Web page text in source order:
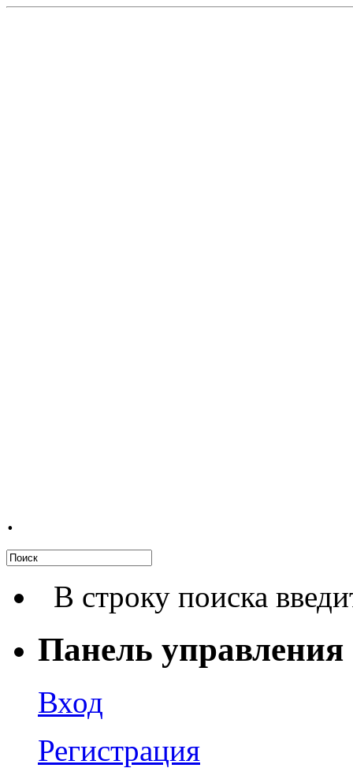
.
В строку поиска
Панель управления
Вход
Регистрация